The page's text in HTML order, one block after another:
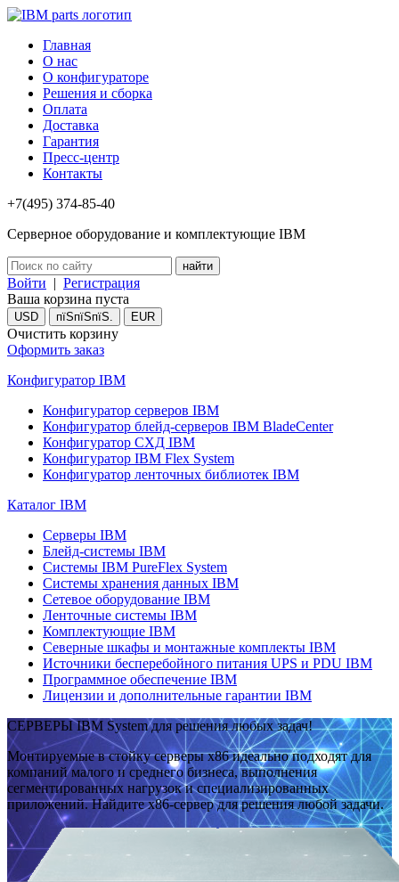
Главная
О нас
О конфигураторе
Решения и сборка
Оплата
Доставка
Гарантия
Пресс-центр
Контакты
+7(495) 374-85-40
Серверное оборудование и комплектующие IBM
Войти | Регистрация
Ваша корзина пуста
USD пїЅпїЅпїЅ. EUR
Очистить корзину
Оформить заказ
Конфигуратор IBM
Конфигуратор серверов IBM
Конфигуратор блейд-серверов IBM BladeCenter
Конфигуратор СХД IBM
Конфигуратор IBM Flex System
Конфигуратор ленточных библиотек IBM
Каталог IBM
Серверы IBM
Блейд-системы IBM
Системы IBM PureFlex System
Системы хранения данных IBM
Сетевое оборудование IBM
Ленточные системы IBM
Комплектующие IBM
Северные шкафы и монтажные комплекты IBM
Источники бесперебойного питания UPS и PDU IBM
Программное обеспечение IBM
Лицензии и дополнительные гарантии IBM
СЕРВЕРЫ IBM System для решения любых задач!
Монтируемые в стойку серверы x86 идеально подходят для
компаний малого и среднего бизнеса, выполнения
сегментированных нагрузок и специализированных
приложений. Найдите x86-сервер для решения любой задачи.